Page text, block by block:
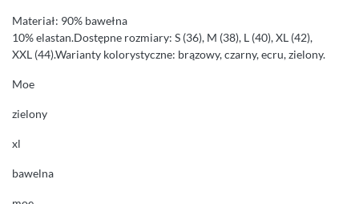
Materiał: 90% bawełna
10% elastan.Dostępne rozmiary: S (36), M (38), L (40), XL (42),
XXL (44).Warianty kolorystyczne: brązowy, czarny, ecru, zielony.
Moe
zielony
xl
bawelna